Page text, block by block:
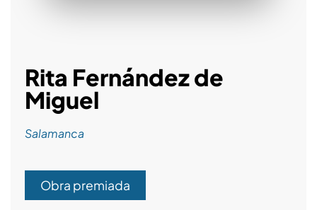
Rita Fernández de
Miguel
Salamanca
Obra premiada